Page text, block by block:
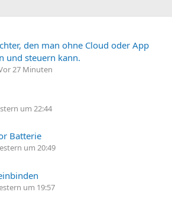
den man ohne Cloud oder App
und steuern kann.
27 Minuten
um 22:44
Batterie
um 20:49
um 19:57